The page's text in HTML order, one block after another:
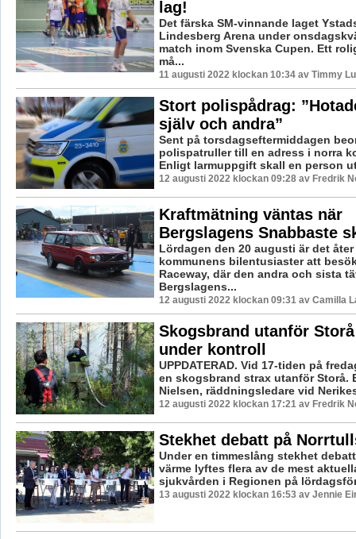
lag!
Det färska SM-vinnande laget
Lindesberg Arena under
match inom Svenska Cupen. Ett
må...
11 augusti 2022 klockan 10:34 av Timmy
Stort polispådrag:
själv och andra”
Sent på torsdagseftermiddagen
polispatruller till en adress i norra
Enligt larmuppgift skall en person
12 augusti 2022 klockan 09:28 av Fredrik
Kraftmätning väntas när
Bergslagens Snabbaste
Lördagen den 20 augusti är det
kommunens bilentusiaster att
Raceway, där den andra och sista
Bergslagens...
12 augusti 2022 klockan 09:31 av Camilla
Skogsbrand utanför
under kontroll
UPPDATERAD. Vid 17-tiden på
en skogsbrand strax utanför Storå.
Nielsen, räddningsledare vid
12 augusti 2022 klockan 17:21 av Fredrik
Stekhet debatt på
Under en timmeslång stekhet
värme lyftes flera av de mest
sjukvården i Regionen på
13 augusti 2022 klockan 16:53 av Jennie